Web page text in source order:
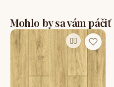
Mohlo by sa vám páčiť